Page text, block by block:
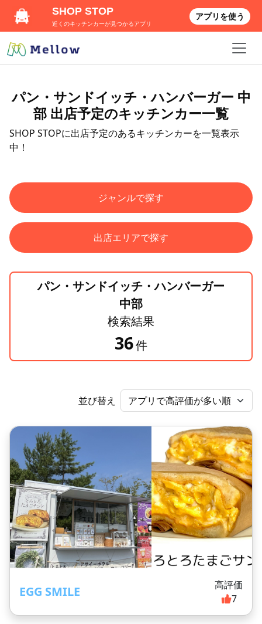
パン・サンドイッチ・ハンバーガー 中
部 出店予定のキッチンカー一覧
SHOP STOPに出店予定のあるキッチンカーを一覧表示
中！
ジャンルで探す
出店エリアで探す
パン・サンドイッチ・ハンバーガー
中部
検索結果
36件
並び替え
EGG SMILE
高評価
7
SHOP STOP
近くのキッチンカーが見つかるアプリ
アプリを使う